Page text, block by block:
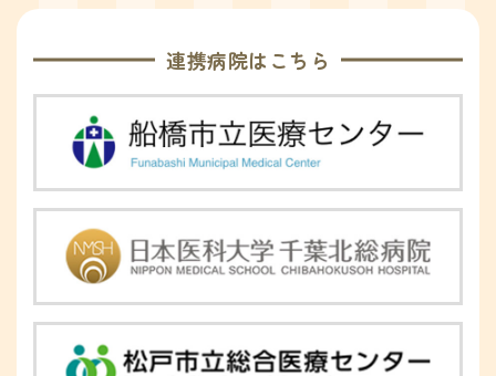
連携病院はこちら